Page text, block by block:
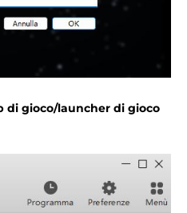
di gioco/launcher di gioco